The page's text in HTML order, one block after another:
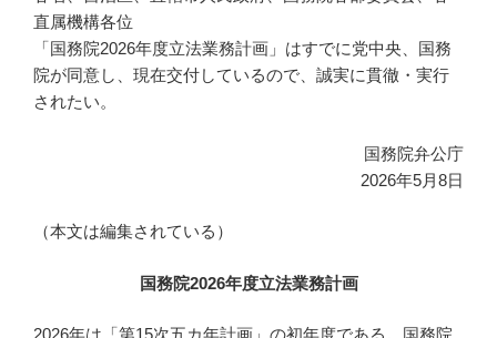
直属機構各位
「国務院2026年度立法業務計画」はすでに党中央、国務
院が同意し、現在交付しているので、誠実に貫徹・実行
されたい。
国務院弁公庁
2026年5月8日
（本文は編集されている）
国務院2026年度立法業務計画
2026年は「第15次五カ年計画」の初年度である。国務院